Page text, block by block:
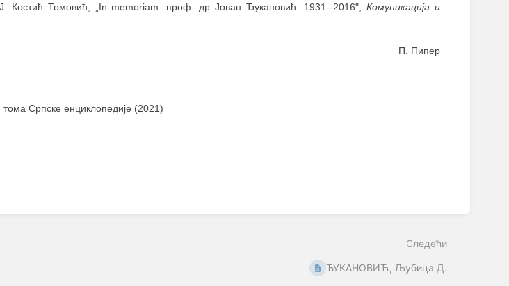
Костић Томовић, „In memoriam: проф. др Јован Ђукановић: 1931--2016",Комуникација и
П. Пипер
тома Српске енциклопедије (2021)
Следећи
ЂУКАНОВИЋ, Љубица Д.